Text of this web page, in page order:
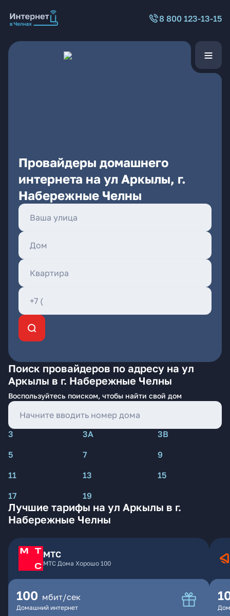
8 800 123-13-15
Провайдеры домашнего
интернета на ул Аркылы, г.
Набережные Челны
Поиск провайдеров по адресу на ул
Аркылы в г. Набережные Челны
Воспользуйтесь поиском, чтобы найти свой дом
3 3А
3В
5
7
9
11
13
15
17
19
Лучшие тарифы на ул Аркылы в г.
Набережные Челны
МТС
МТС Дома Хорошо 100
100 мбит/сек
Домашний интернет